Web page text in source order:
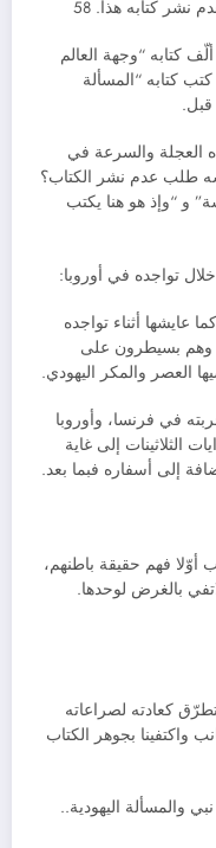
كتابه هذا. 58
كتابه “وجهة العالم
كتابه “المسألة
العجلة والسرعة في
طلب عدم نشر الكتاب؟
و “وإذ هو هنا يكتب
تواجده في أوروبا:
عايشها أثناء تواجده
وهم بسيطرون على
العصر والمكر اليهودي.
في فرنسا، وأوروبا
الثلاثينات إلى غاية
فهم حقيقة باطنهم،
بالغرض لوحدها.
كعادته لصراعاته
واكتفينا بجوهر الكتاب
والمسألة اليهودية..